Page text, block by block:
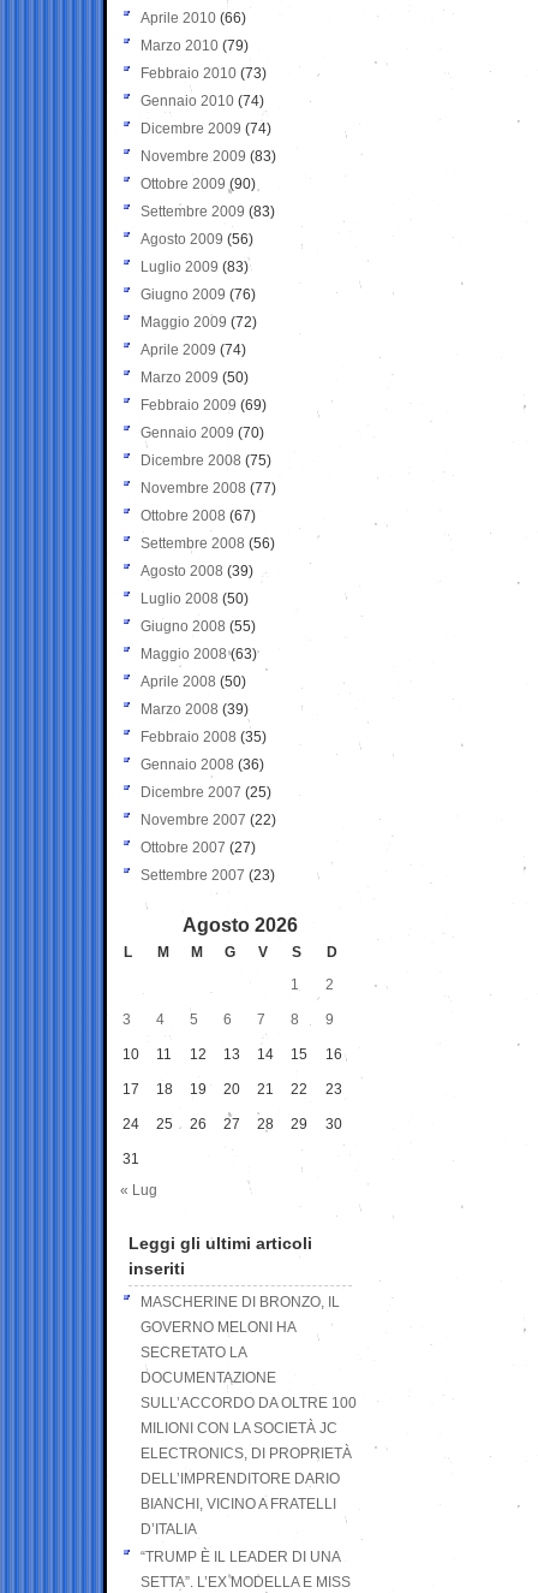
Aprile 2010 (66)
Marzo 2010 (79)
Febbraio 2010 (73)
Gennaio 2010 (74)
Dicembre 2009 (74)
Novembre 2009 (83)
Ottobre 2009 (90)
Settembre 2009 (83)
Agosto 2009 (56)
Luglio 2009 (83)
Giugno 2009 (76)
Maggio 2009 (72)
Aprile 2009 (74)
Marzo 2009 (50)
Febbraio 2009 (69)
Gennaio 2009 (70)
Dicembre 2008 (75)
Novembre 2008 (77)
Ottobre 2008 (67)
Settembre 2008 (56)
Agosto 2008 (39)
Luglio 2008 (50)
Giugno 2008 (55)
Maggio 2008(63)
Aprile 2008 (50)
Marzo 2008 (39)
Febbraio 2008 (35)
Gennaio 2008 (36)
Dicembre 2007 (25)
Novembre 2007 (22)
Ottobre 2007 (27)
Settembre 2007 (23)
Agosto 2026
L M M G V S
D
1
2
3 4 5 6 7 8 9
10 11 12 13 14 15 16
17 18 19 20 21 22 23
24 25 26 27 28 29 30
31
« Lug
Leggi gli ultimi articoli
inseriti
MASCHERINE DI BRONZO, IL
GOVERNO MELONI HA
SECRETATO LA
DOCUMENTAZIONE
SULL’ACCORDO DA OLTRE 100
MILIONI CON LA SOCIETÀ JC
ELECTRONICS, DI PROPRIETÀ
DELL’IMPRENDITORE DARIO
BIANCHI, VICINO A FRATELLI
D’ITALIA
“TRUMP È IL LEADER DI UNA
SETTA”. L’EX MODELLA E MISS